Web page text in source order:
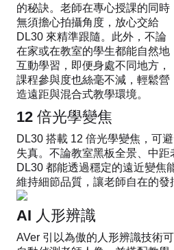
的秘訣。老師在專心授課的同時
無須擔心拍攝角度，放心交給
DL30 來精準跟隨。此外，不論
在家或在教室的學生都能自然地
互動學習，即便身處不同地方，
課程參與度也絲毫不減，輕鬆營
造遠距與混合式教學環境。
12 倍光學變焦
DL30 搭載 12 倍光學變焦，可
失真。不論教室黑板全景、中距
DL30 都能透過穩定的遠近變焦
維持細節品質，讓老師自在的發
AI 人形辨識
AVer 引以為傲的人形辨識技術可